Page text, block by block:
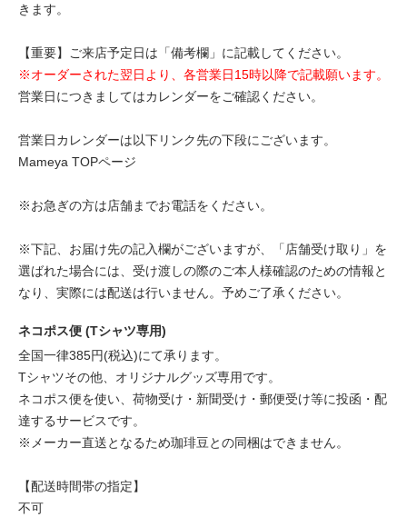
きます。
【重要】ご来店予定日は「備考欄」に記載してください。
※オーダーされた翌日より、各営業日15時以降で記載願います。
営業日につきましてはカレンダーをご確認ください。
営業日カレンダーは以下リンク先の下段にございます。
Mameya TOPページ
※お急ぎの方は店舗までお電話をください。
※下記、お届け先の記入欄がございますが、「店舗受け取り」を
選ばれた場合には、受け渡しの際のご本人様確認のための情報と
なり、実際には配送は行いません。予めご了承ください。
ネコポス便 (Tシャツ専用)
全国一律385円(税込)にて承ります。
Tシャツその他、オリジナルグッズ専用です。
ネコポス便を使い、荷物受け・新聞受け・郵便受け等に投函・配
達するサービスです。
※メーカー直送となるため珈琲豆との同梱はできません。
【配送時間帯の指定】
不可